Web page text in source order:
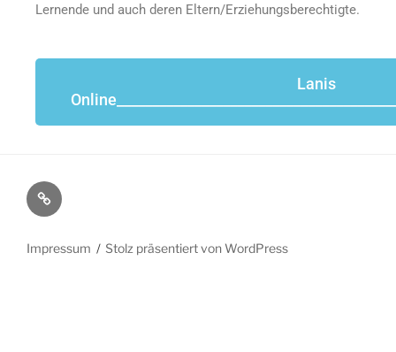
Lernende und auch deren Eltern/Erziehungsberechtigte.
Lanis
Impressum Stolz präsentiert von WordPress